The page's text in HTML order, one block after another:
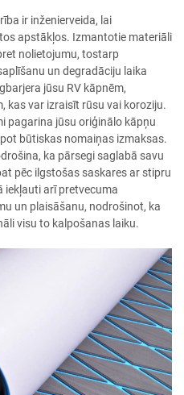
ir inženierveida, lai
apstākļos. Izmantotie materiāli
nolietojumu, tostarp
un degradāciju laika
jūsu RV kāpnēm,
kas var izraisīt rūsu vai koroziju.
pagarina jūsu oriģinālo kāpņu
būtiskas nomaiņas izmaksas.
ka pārsegi saglabā savu
pēc ilgstošas saskares ar stipru
iekļauti arī pretvecuma
un plaisāšanu, nodrošinot, ka
visu to kalpošanas laiku.